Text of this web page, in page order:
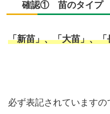
確認① 苗のタイプ
「新苗」、「大苗」、「
必ず表記されていますの